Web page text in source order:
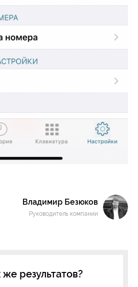
Владимир Безюков
Руководитель компании
результатов?